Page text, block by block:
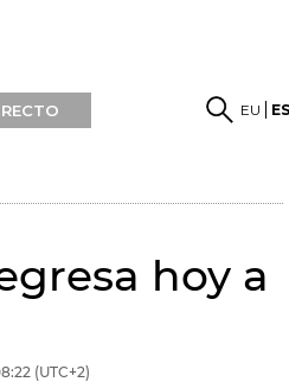
EU
hoy a
(UTC+2)